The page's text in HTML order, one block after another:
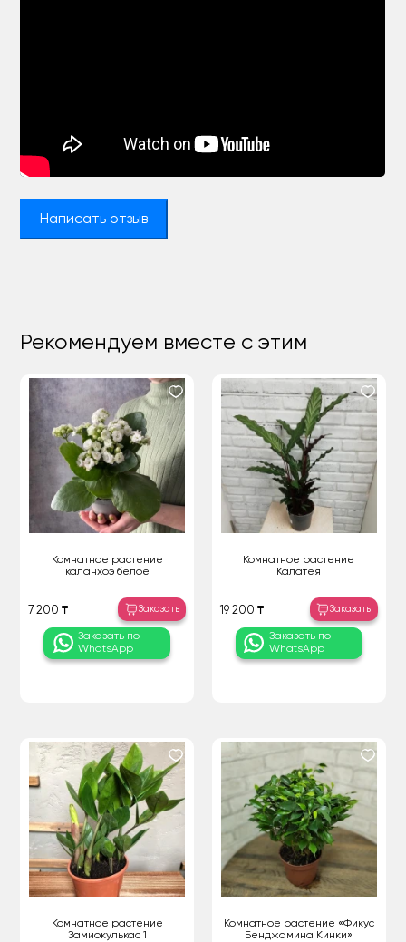
Написать отзыв
Рекомендуем вместе с этим
Комнатное растение
каланхоэ белое
7 200 ₸ Заказать
Заказать по
WhatsApp
Комнатное растение
Калатея
19 200 ₸ Заказать
Заказать по
WhatsApp
Комнатное растение
Замиокулькас 1
Комнатное растение «Фикус
Бенджамина Кинки»